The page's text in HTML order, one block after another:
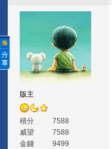
版主
積分
7588
威望
7588
金錢
9499